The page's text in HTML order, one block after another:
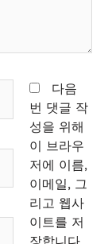
다음
번 댓글 작
성을 위해
이 브라우
저에 이름,
이메일, 그
리고 웹사
이트를 저